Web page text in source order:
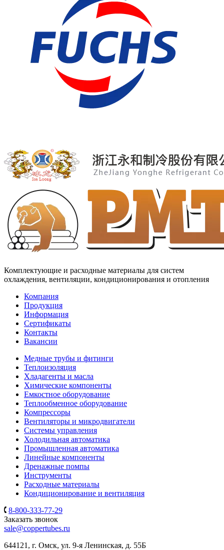
Комплектующие и расходные материалы для систем
охлаждения, вентиляции, кондиционирования и отопления
Компания
Продукция
Информация
Сертификаты
Контакты
Вакансии
Медные трубы и фитинги
Теплоизоляция
Хладагенты и масла
Химические компоненты
Емкостное оборудование
Теплообменное оборудование
Компрессоры
Вентиляторы и микродвигатели
Системы управления
Холодильная автоматика
Промышленная автоматика
Линейные компоненты
Дренажные помпы
Инструменты
Расходные материалы
Кондиционирование и вентиляция
8-800-333-77-29
Заказать звонок
sale@coppertubes.ru
644121, г. Омск, ул. 9-я Ленинская, д. 55Б